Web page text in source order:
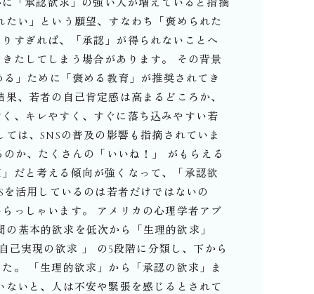
「承認欲求」の強い人が増えていると指摘
い」という願望、すなわち「褒められた
すぎれば、「承認」が得られないことへ
たしてしまう場合があります。 その背景
」ために「褒める教育」が推奨されてき
、若者の自己肯定感は高まるどころか、
、キレやすく、すぐに落ち込みやすい若
は、SNSの普及の影響も指摘されていま
か、たくさんの「いいね！」 がもらえる
だと考える傾向が強くなって、「承認欲
活用しているのは若者だけではないの
っしゃいます。 アメリカの心理学者アブ
基本的欲求を低次から「生理的欲求」
己実現の欲求 」 の5段階に分類し、下から
。 「生理的欲求」から「承認の欲求」ま
いと、人は不安や緊張を感じるとされて